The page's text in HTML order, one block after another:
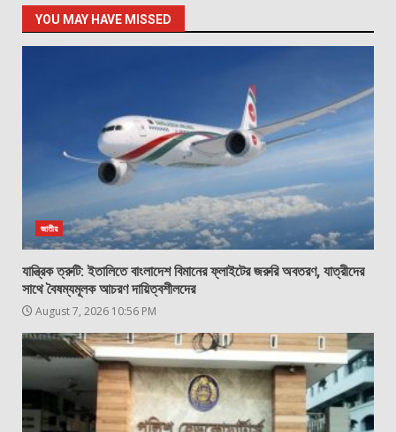
YOU MAY HAVE MISSED
জাতীয়
যান্ত্রিক ত্রুটি: ইতালিতে বাংলাদেশ বিমানের ফ্লাইটের জরুরি অবতরণ, যাত্রীদের
সাথে বৈষম্যমূলক আচরণ দায়িত্বশীলদের
August 7, 2026 10:56 PM